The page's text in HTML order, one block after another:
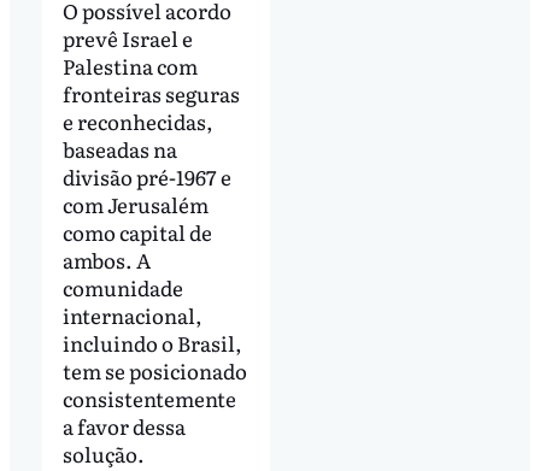
O possível acordo
prevê Israel e
Palestina com
fronteiras seguras
e reconhecidas,
baseadas na
divisão pré-1967 e
com Jerusalém
como capital de
ambos. A
comunidade
internacional,
incluindo o Brasil,
tem se posicionado
consistentemente
a favor dessa
solução.